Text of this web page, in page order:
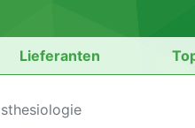
Lieferanten